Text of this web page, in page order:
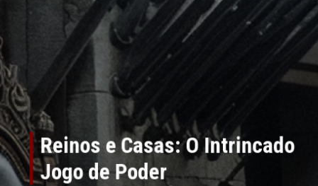
Reinos e Casas: O Intrincado
Jogo de Poder